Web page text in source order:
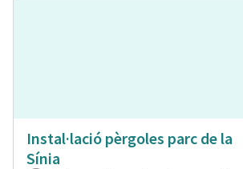
Instal·lació pèrgoles parc de la
Sínia